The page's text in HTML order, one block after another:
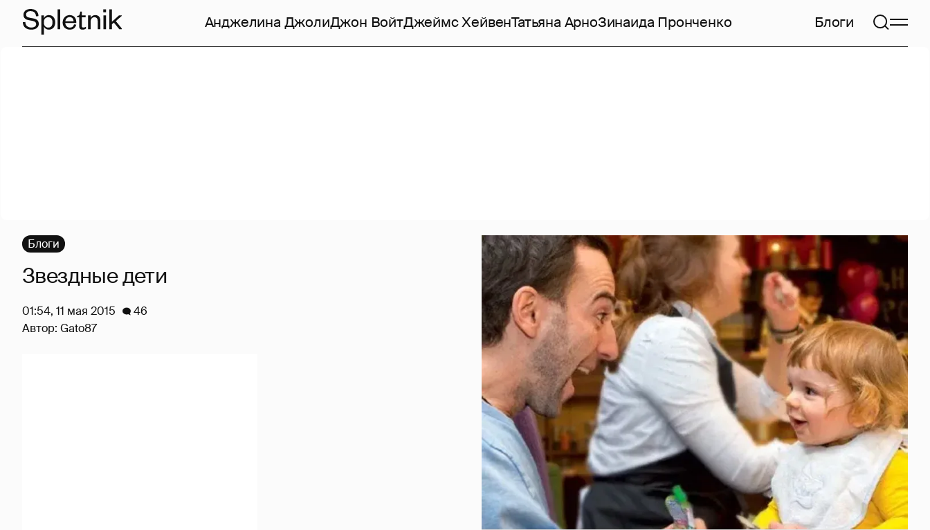
Анджелина ДжолиДжон ВойтДжеймс ХейвенТатьяна АрноЗинаида Пронченко Блоги
Блоги
Звездные дети
01:54, 11 мая 2015
46
Автор: Gato87